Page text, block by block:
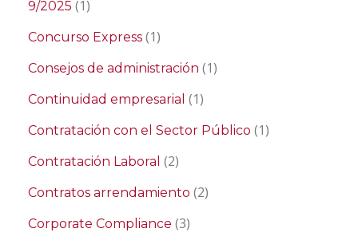
9/2025 (1)
Concurso Express (1)
Consejos de administración (1)
Continuidad empresarial (1)
Contratación con el Sector Público (1)
Contratación Laboral (2)
Contratos arrendamiento (2)
Corporate Compliance (3)